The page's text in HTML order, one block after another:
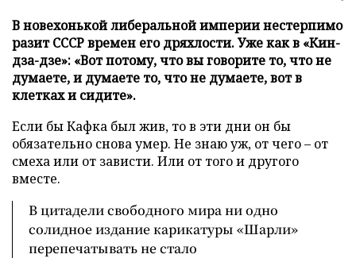
В новехонькой либеральной империи нестерпимо
разит СССР времен его дряхлости. Уже как в «Кин-
дза-дзе»: «Вот потому, что вы говорите то, что не
думаете, и думаете то, что не думаете, вот в
клетках и сидите».
Если бы Кафка был жив, то в эти дни он бы
обязательно снова умер. Не знаю уж, от чего – от
смеха или от зависти. Или от того и другого
вместе.
В цитадели свободного мира ни одно
солидное издание карикатуры «Шарли»
перепечатывать не стало